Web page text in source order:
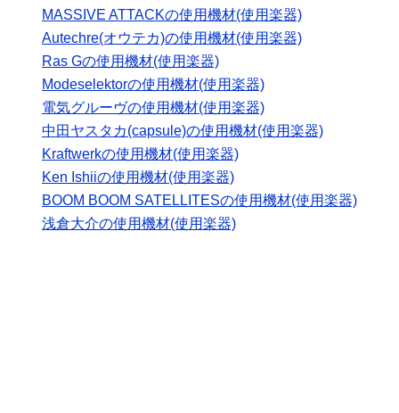
MASSIVE ATTACKの使用機材(使用楽器)
Autechre(オウテカ)の使用機材(使用楽器)
Ras Gの使用機材(使用楽器)
Modeselektorの使用機材(使用楽器)
電気グルーヴの使用機材(使用楽器)
中田ヤスタカ(capsule)の使用機材(使用楽器)
Kraftwerkの使用機材(使用楽器)
Ken Ishiiの使用機材(使用楽器)
BOOM BOOM SATELLITESの使用機材(使用楽器)
浅倉大介の使用機材(使用楽器)